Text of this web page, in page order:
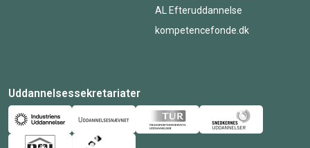
AL Efteruddannelse
kompetencefonde.dk
Uddannelsessekretariater